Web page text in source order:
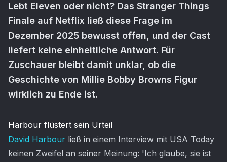
Lebt Eleven oder nicht? Das Stranger Things
Finale auf Netflix ließ diese Frage im
Dezember 2025 bewusst offen, und der Cast
liefert keine einheitliche Antwort. Für
Zuschauer bleibt damit unklar, ob die
Geschichte von Millie Bobby Browns Figur
wirklich zu Ende ist.
Artikel-Inhalt
Harbour flüstert sein Urteil
David Harbour ließ in einem Interview mit USA Today
keinen Zweifel an seiner Meinung: 'Ich glaube, sie ist